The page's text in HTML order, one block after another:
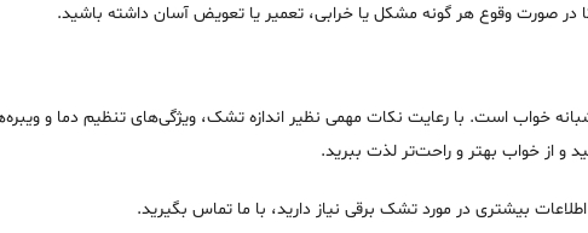
در صورت وقوع هر گونه مشکل یا خرابی، تعمیر یا تعویض آسان داشته باشید.
خواب است. با رعایت نکات مهمی نظیر اندازه تشک، ویژگی‌های تنظیم دما و
و از خواب بهتر و راحت‌تر لذت ببرید.
اطلاعات بیشتری در مورد تشک برقی نیاز دارید، با ما تماس بگیرید.